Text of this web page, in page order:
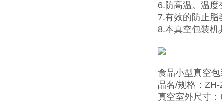
6.防高温。温度
7.有效的防止脂
8.本真空包装机
食品小型真空包
品名/规格：
真空室外尺寸